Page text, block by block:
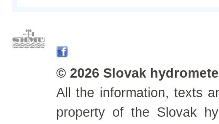
© 2026 Slovak
All the information, texts
property of the Slovak